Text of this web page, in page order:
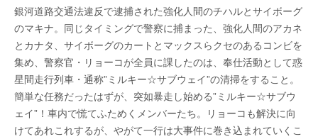
銀河道路交通法違反で逮捕された強化人間のチハルとサイボーグ
のマキナ。同じタイミングで警察に捕まった、強化人間のアカネ
とカナタ、サイボーグのカートとマックスらクセのあるコンビを
集め、警察官・リョーコが全員に課したのは、奉仕活動として惑
星間走行列車・通称”ミルキー☆サブウェイ”の清掃をすること。
簡単な任務だったはずが、突如暴走し始める”ミルキー☆サブウ
ェイ”！車内で慌てふためくメンバーたち。リョーコも解決に向
けてあれこれするが、やがて一行は大事件に巻き込まれていくこ